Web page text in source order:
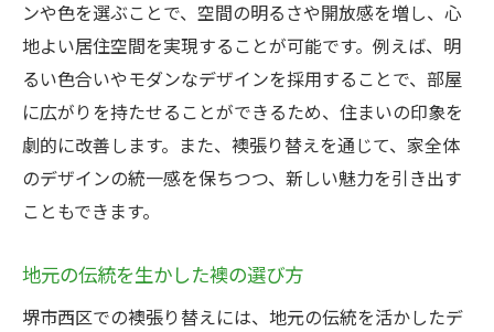
岡田建具店の職人技襖張り替えで空間を一新
熟練した職人技がもたらす高品質
岡田建具店のサービス概要
襖張り替えにおける職人のこだわり
顧客満足度を追求するためのポイント
堺市西区での具体的な施工事例
住まいの雰囲気を一変させる襖張り替えの魅力
室内空間を彩る襖デザイン
ンや色を選ぶことで、空間の明るさや開放感を増し、心
地よい居住空間を実現することが可能です。例えば、明
るい色合いやモダンなデザインを採用することで、部屋
に広がりを持たせることができるため、住まいの印象を
劇的に改善します。また、襖張り替えを通じて、家全体
のデザインの統一感を保ちつつ、新しい魅力を引き出す
こともできます。
地元の伝統を生かした襖の選び方
堺市西区での襖張り替えには、地元の伝統を活かしたデ